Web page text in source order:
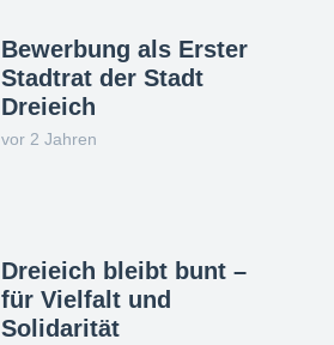
Bewerbung als Erster
Stadtrat der Stadt
Dreieich
vor 2 Jahren
Dreieich bleibt bunt –
für Vielfalt und
Solidarität